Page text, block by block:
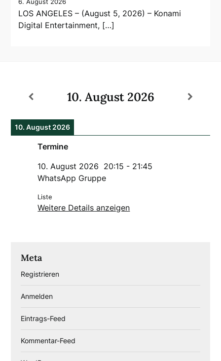
LOS ANGELES – (August 5, 2026) – Konami
Digital Entertainment, […]
10. August 2026
10. August 2026
Termine
10. August 2026 20:15 - 21:45
WhatsApp Gruppe
Liste
Weitere Details anzeigen
Meta
Registrieren
Anmelden
Eintrags-Feed
Kommentar-Feed